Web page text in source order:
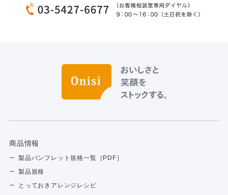
商品情報
製品パンフレット規格一覧［PDF］
製品規格
とっておきアレンジレシピ